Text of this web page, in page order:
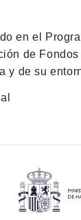
en el
de
y de su